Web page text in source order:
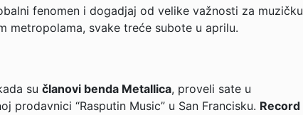
fenomen i dogadjaj od velike važnosti za muzičku
metropolama, svake treće subote u aprilu.
su članovi benda Metallica, proveli sate u
prodavnici “Rasputin Music” u San Francisku. Record